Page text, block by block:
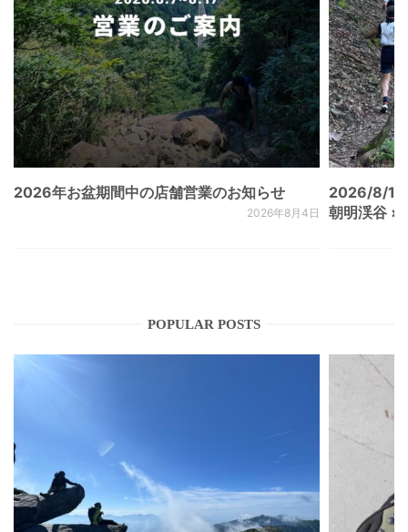
2026年お盆期間中の店舗営業のお知らせ
2026年8月4日
2026/8/
朝明渓谷 ×
POPULAR POSTS